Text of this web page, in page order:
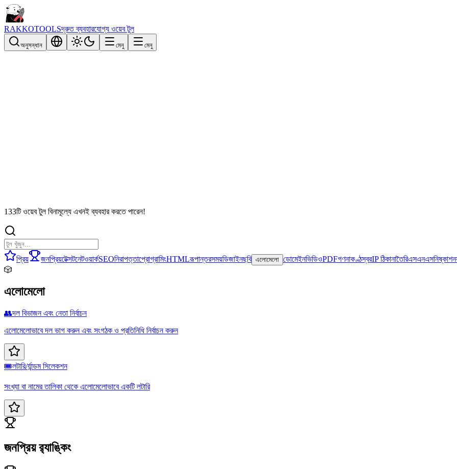
RAKKOTOOLSদ্রুত ব্যবহারযোগ্য ওয়েব টুল
অনুসন্ধান মেনু মেনু
133টি ওয়েব টুল বিনামূল্যে এখনই ব্যবহার করতে পারেন!
প্রিয় জনপ্রিয়টেক্সটনেটওয়ার্কSEOনিরাপত্তাপ্রোগ্রামিংHTMLরূপান্তরসময়ডিজাইনছবি এলোমেলো ডোমেইনভিডিওPDFগণনাকণ্ঠস্বরIP ঠিকানাতৈরিএসএনএসনিষ্কাশন
🎲
এলোমেলো
👥দল বিভাজন এবং নেতা নির্বাচন
এলোমেলোভাবে দল ভাগ করুন এবং সংগঠক ও প্রতিনিধি নির্বাচন করুন
🎟️লটারি/র্যান্ডম সিলেকশন
সংখ্যা বা নামের তালিকা থেকে এলোমেলোভাবে একটি লটারি
জনপ্রিয় র‍্যাঙ্কিং